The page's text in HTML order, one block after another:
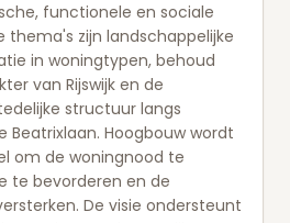
functionele en sociale
thema's zijn landschappelijke
in woningtypen, behoud
van Rijswijk en de
structuur langs
Beatrixlaan. Hoogbouw wordt
om de woningnood te
te bevorderen en de
De visie ondersteunt